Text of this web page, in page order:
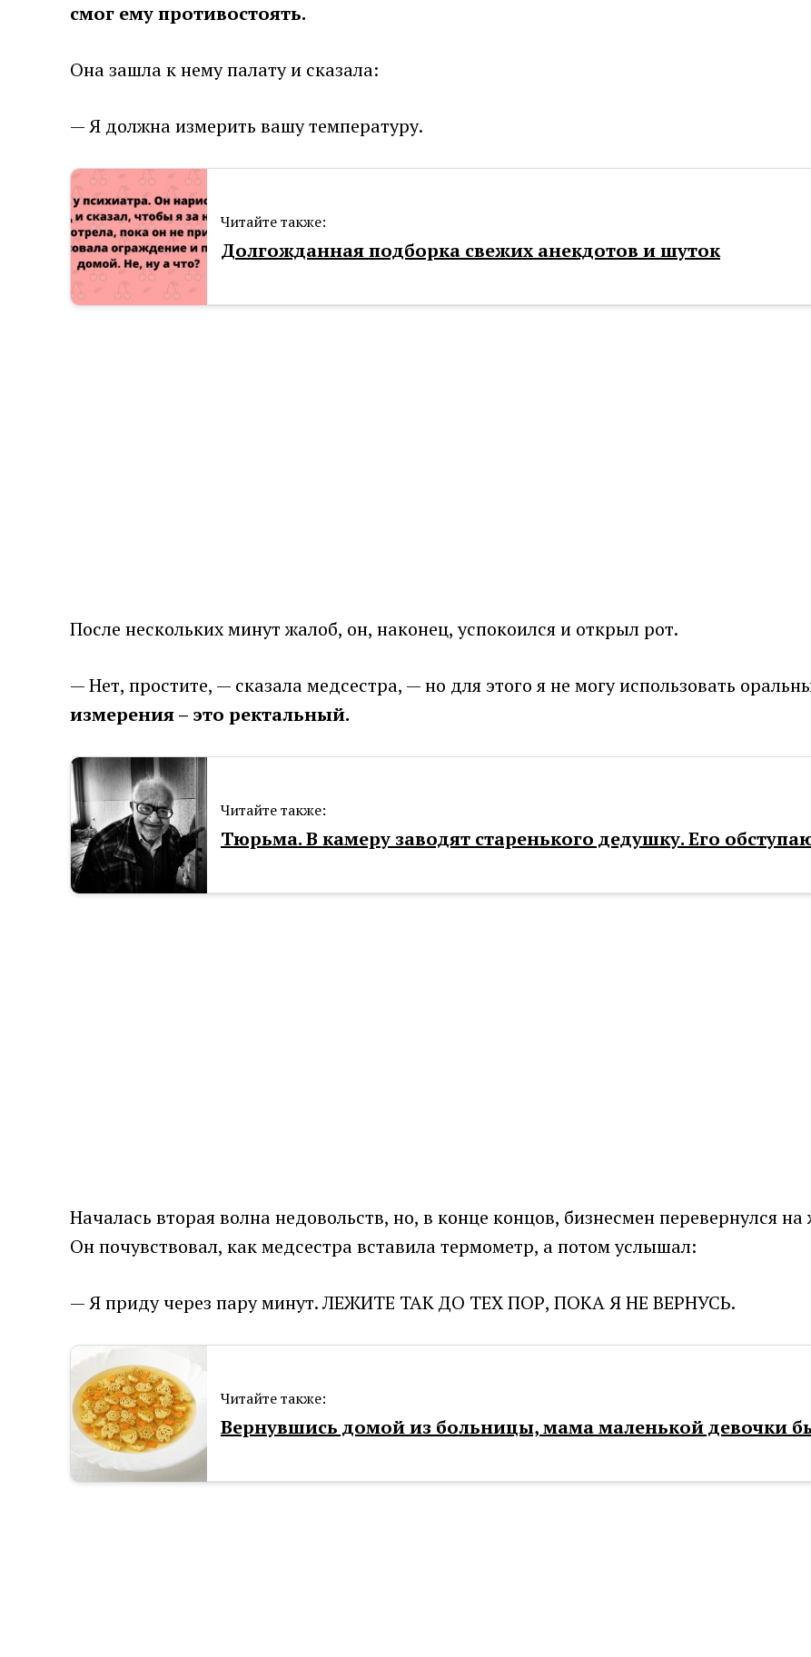
смог ему противостоять.
Она зашла к нему палату и сказала:
— Я должна измерить вашу температуру.
Читайте также:
Долгожданная подборка свежих анекдотов и шуток
После нескольких минут жалоб, он, наконец, успокоился и открыл рот.
— Нет, простите, — сказала медсестра, — но для этого я не могу использовать
измерения – это ректальный.
Читайте также:
Тюрьма. В камеру заводят старенького дедушку. Его
Началась вторая волна недовольств, но, в конце концов, бизнесмен перевернулся
Он почувствовал, как медсестра вставила термометр, а потом услышал:
— Я приду через пару минут. ЛЕЖИТЕ ТАК ДО ТЕХ ПОР, ПОКА Я НЕ ВЕРНУСЬ.
Читайте также:
Вернувшись домой из больницы, мама маленькой девочки